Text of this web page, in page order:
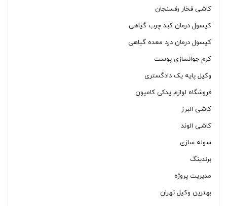
کاشی فخار رفسنجان
کپسول درمان کبد چرب گیاهی
کپسول درمان درد معده گیاهی
کرم جوانسازی پوست
وکیل پایه یک دادگستری
فروشگاه لوازم یدکی کامیون
کاشی البرز
کاشی الوند
سوله سازی
برندینگ
مدیریت پروژه
بهترین وکیل تهران